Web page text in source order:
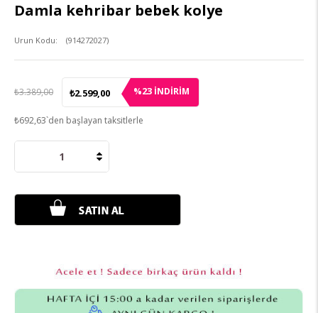
Damla kehribar bebek kolye
(914272027)
₺3.389,00 ₺2.599,00 %23İNDIRIM
₺692,63`den başlayan taksitlerle